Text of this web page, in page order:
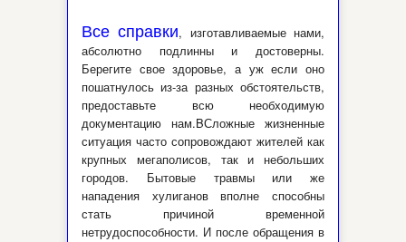
Все справки, изготавливаемые нами,
абсолютно подлинны и достоверны.
Берегите свое здоровье, а уж если оно
пошатнулось из-за разных обстоятельств,
предоставьте всю необходимую
документацию нам.BСложные жизненные
ситуация часто сопровождают жителей как
крупных мегаполисов, так и небольших
городов. Бытовые травмы или же
нападения хулиганов вполне способны
стать причиной временной
нетрудоспособности. И после обращения в